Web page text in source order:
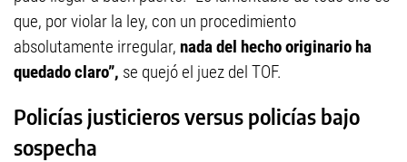
que, por violar la ley, con un procedimiento
absolutamente irregular, nada del hecho originario ha
quedado claro”, se quejó el juez del TOF.
Policías justicieros versus policías bajo
sospecha